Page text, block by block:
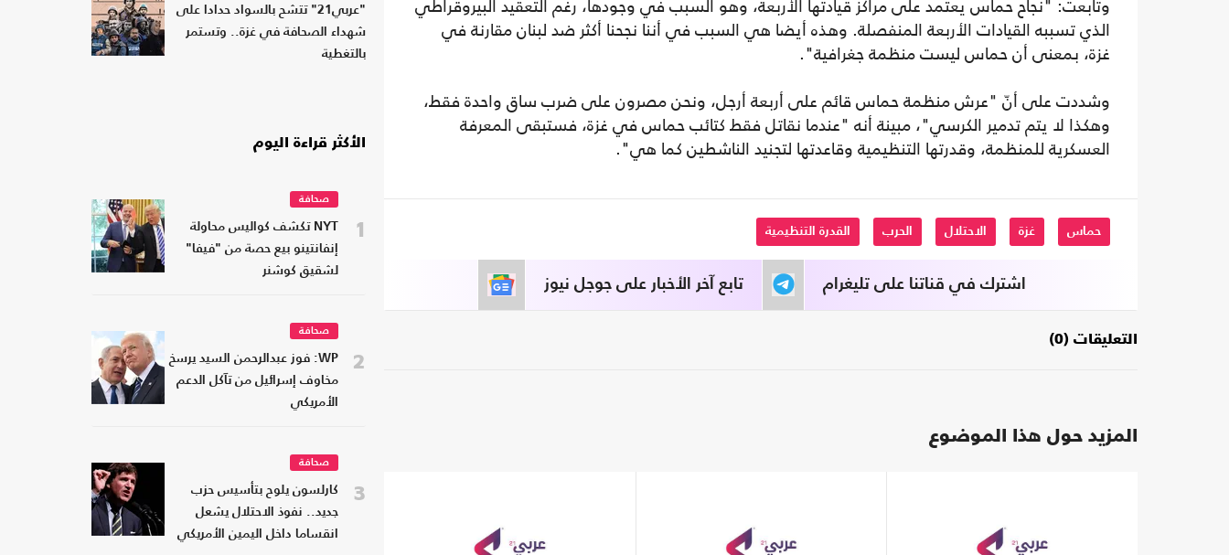
وتابعت: "نجاح حماس يعتمد على مراكز قيادتها الأربعة، وهو السبب في وجودها، رغم التعقيد البيروقراطي
الذي تسببه القيادات الأربعة المنفصلة. وهذه أيضا هي السبب في أننا نجحنا أكثر ضد لبنان مقارنة في
غزة، بمعنى أن حماس ليست منظمة جغرافية".
وشددت على أنّ "عرش منظمة حماس قائم على أربعة أرجل، ونحن مصرون على ضرب ساق واحدة فقط،
وهكذا لا يتم تدمير الكرسي"، مبينة أنه "عندما نقاتل فقط كتائب حماس في غزة، فستبقى المعرفة
العسكرية للمنظمة، وقدرتها التنظيمية وقاعدتها لتجنيد الناشطين كما هي".
حماس غزة الاحتلال الحرب القدرة التنظيمية
تابع آخر الأخبار على جوجل نيوز اشترك في قناتنا على تليغرام
التعليقات (0)
المزيد حول هذا الموضوع
"عربي21" تتشح بالسواد حدادا على
شهداء الصحافة في غزة.. وتستمر
بالتغطية
الأكثر قراءة اليوم
1
صحافة
NYT تكشف كواليس محاولة
إنفانتينو بيع حصة من "فيفا"
لشقيق كوشنر
2
صحافة
WP: فوز عبدالرحمن السيد يرسخ
مخاوف إسرائيل من تآكل الدعم
الأمريكي
3
صحافة
كارلسون يلوح بتأسيس حزب
جديد.. نفوذ الاحتلال يشعل
انقساما داخل اليمين الأمريكي